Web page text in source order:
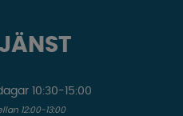
10:30-15:00
12:00-13:00